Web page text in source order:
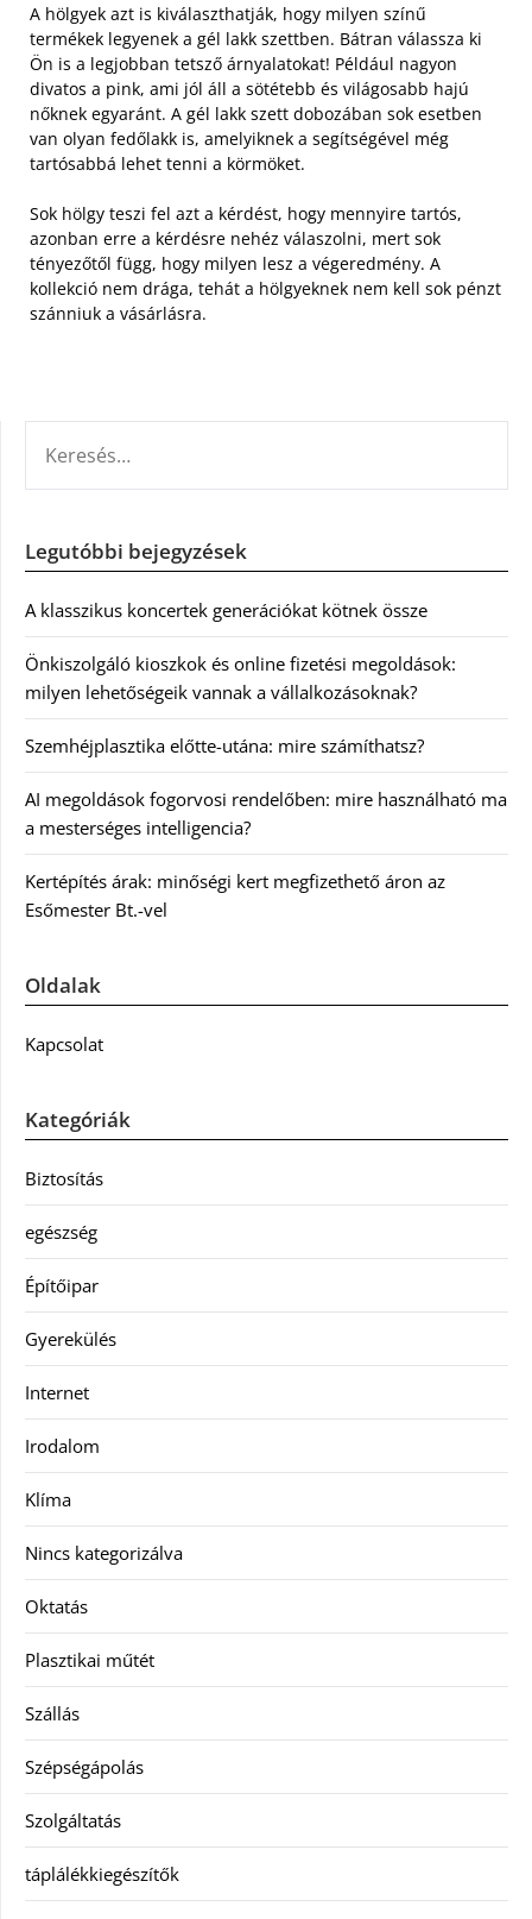
A hölgyek azt is kiválaszthatják, hogy milyen színű
termékek legyenek a gél lakk szettben. Bátran válassza ki
Ön is a legjobban tetsző árnyalatokat! Például nagyon
divatos a pink, ami jól áll a sötétebb és világosabb hajú
nőknek egyaránt. A gél lakk szett dobozában sok esetben
van olyan fedőlakk is, amelyiknek a segítségével még
tartósabbá lehet tenni a körmöket.
Sok hölgy teszi fel azt a kérdést, hogy mennyire tartós,
azonban erre a kérdésre nehéz válaszolni, mert sok
tényezőtől függ, hogy milyen lesz a végeredmény. A
kollekció nem drága, tehát a hölgyeknek nem kell sok pénzt
szánniuk a vásárlásra.
Legutóbbi bejegyzések
A klasszikus koncertek generációkat kötnek össze
Önkiszolgáló kioszkok és online fizetési megoldások:
milyen lehetőségeik vannak a vállalkozásoknak?
Szemhéjplasztika előtte-utána: mire számíthatsz?
AI megoldások fogorvosi rendelőben: mire használható ma
a mesterséges intelligencia?
Kertépítés árak: minőségi kert megfizethető áron az
Esőmester Bt.-vel
Oldalak
Kapcsolat
Kategóriák
Biztosítás
egészség
Építőipar
Gyerekülés
Internet
Irodalom
Klíma
Nincs kategorizálva
Oktatás
Plasztikai műtét
Szállás
Szépségápolás
Szolgáltatás
táplálékkiegészítők